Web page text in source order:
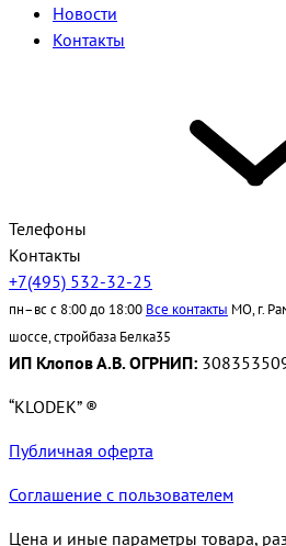
Новости
Контакты
Телефоны
Контакты
+7(495) 532-32-25
пн–вс с 8:00 до 18:00 Все контакты МО, г.
шоссе, стройбаза Белка35
ИП Клопов А.В. ОГРНИП:
“KLODEK” ®
Публичная оферта
Соглашение с пользователем
Цена и иные параметры товара,